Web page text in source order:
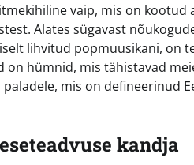
vaip, mis on
Alates sügavast
lihvitud popmuusikani, on
on hümnid, mis tähistavad
mis on defineerinud
kandja